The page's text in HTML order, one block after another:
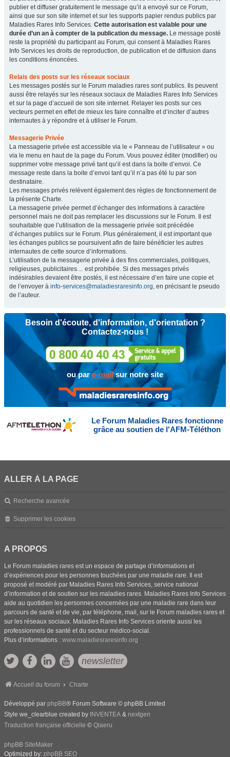
publier et diffuser gratuitement le message qu’il a envoyé sur ce Forum,
ainsi que sur son site internet et sur les supports papier rendus publics par
Maladies Rares Info Services. Cette autorisation est valable pour une
durée d’un an à compter de la publication du message. Le message posté
reste la propriété du participant au Forum, qui consent à Maladies Rares
Info Services les droits de reproduction, de publication et de diffusion dans
les conditions énoncées.
Relais des posts sur les réseaux sociaux
Les messages postés sur le Forum maladies rares sont publics. Ils peuvent
aussi être relayés sur les réseaux sociaux de Maladies Rares Info Services
et sur la page d’accueil de son site internet. Relayer les posts sur ces
vecteurs permet en effet de mieux les faire connaître et d’inciter d’autres
internautes à y répondre et à utiliser le Forum.
Messagerie Privée
La messagerie privée est accessible via le « Panneau de l’utilisateur » ou
via le menu en haut de la page du Forum. Vous pouvez éditer (modifier) ou
supprimer votre message privé tant qu’il est dans la boite d’envoi. Ce
message reste dans la boite d’envoi tant qu’il n’a pas été lu par son
destinataire.
Les messages privés relèvent également des règles de fonctionnement de
la présente Charte.
La messagerie privée permet d’échanger des informations à caractère
personnel mais ne doit pas remplacer les discussions sur le Forum. Il est
souhaitable que l’utilisation de la messagerie privée soit précédée
d’échanges publics sur le Forum. Plus généralement, il est important que
les échanges publics se poursuivent afin de faire bénéficier les autres
internautes de cette source d’informations.
L’utilisation de la messagerie privée à des fins commerciales, politiques,
religieuses, publicitaires… est prohibée. Si des messages privés
indésirables devaient être postés, il est nécessaire d’en faire une copie et
de l’envoyer à info-services@maladiesraresinfo.org, en précisant le pseudo
de l’auteur.
Besoin d'écoute, d'information, d'orientation ?
Contactez-nous !
ou pare-mailsur notre site
Le Forum Maladies Rares fonctionne
grâce au soutien de l'AFM-Téléthon
ALLER À LA PAGE
Recherche avancée
Supprimer les cookies
A PROPOS
Le Forum maladies rares est un espace de partage d’informations et
d’expériences pour les personnes touchées par une maladie rare. Il est
proposé et modéré par Maladies Rares Info Services, service national
d’information et de soutien sur les maladies rares. Maladies Rares Info Services
aide au quotidien les personnes concernées par une maladie rare dans leur
parcours de santé et de vie, par téléphone, mail, sur le Forum maladies rares et
sur les réseaux sociaux. Maladies Rares Info Services oriente aussi les
professionnels de santé et du secteur médico-social.
Plus d’informations : www.maladiesraresinfo.org
newsletter
Accueil du forum Charte
Développé par phpBB® Forum Software © phpBB Limited
Style we_clearblue created by INVENTEA & nextgen
Traduction française officielle © Qiaeru
phpBB SiteMaker
Optimized by: phpBB SEO